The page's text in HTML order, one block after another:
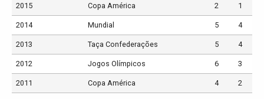
2015 Copa América 2 1
2014 Mundial 5 4
2013 Taça Confederações 5 4
2012 Jogos Olímpicos 6 3
2011 Copa América 4 2